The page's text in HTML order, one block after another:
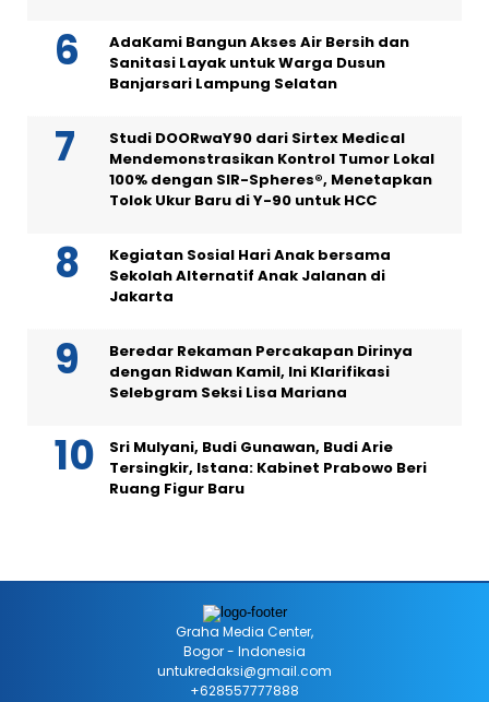
AdaKami Bangun Akses Air Bersih dan
Sanitasi Layak untuk Warga Dusun
Banjarsari Lampung Selatan
Studi DOORwaY90 dari Sirtex Medical
Mendemonstrasikan Kontrol Tumor Lokal
100% dengan SIR-Spheres®, Menetapkan
Tolok Ukur Baru di Y-90 untuk HCC
Kegiatan Sosial Hari Anak bersama
Sekolah Alternatif Anak Jalanan di
Jakarta
Beredar Rekaman Percakapan Dirinya
dengan Ridwan Kamil, Ini Klarifikasi
Selebgram Seksi Lisa Mariana
Sri Mulyani, Budi Gunawan, Budi Arie
Tersingkir, Istana: Kabinet Prabowo Beri
Ruang Figur Baru
Graha Media Center,
Bogor - Indonesia
untukredaksi@gmail.com
+628557777888